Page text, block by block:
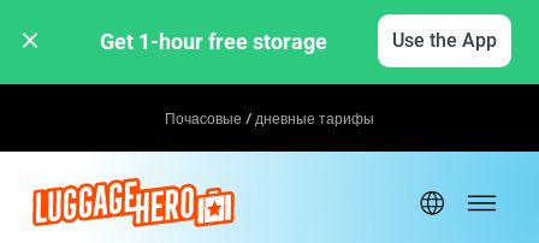
Get 1-hour free storage Use the App
Почасовые / дневные тарифы